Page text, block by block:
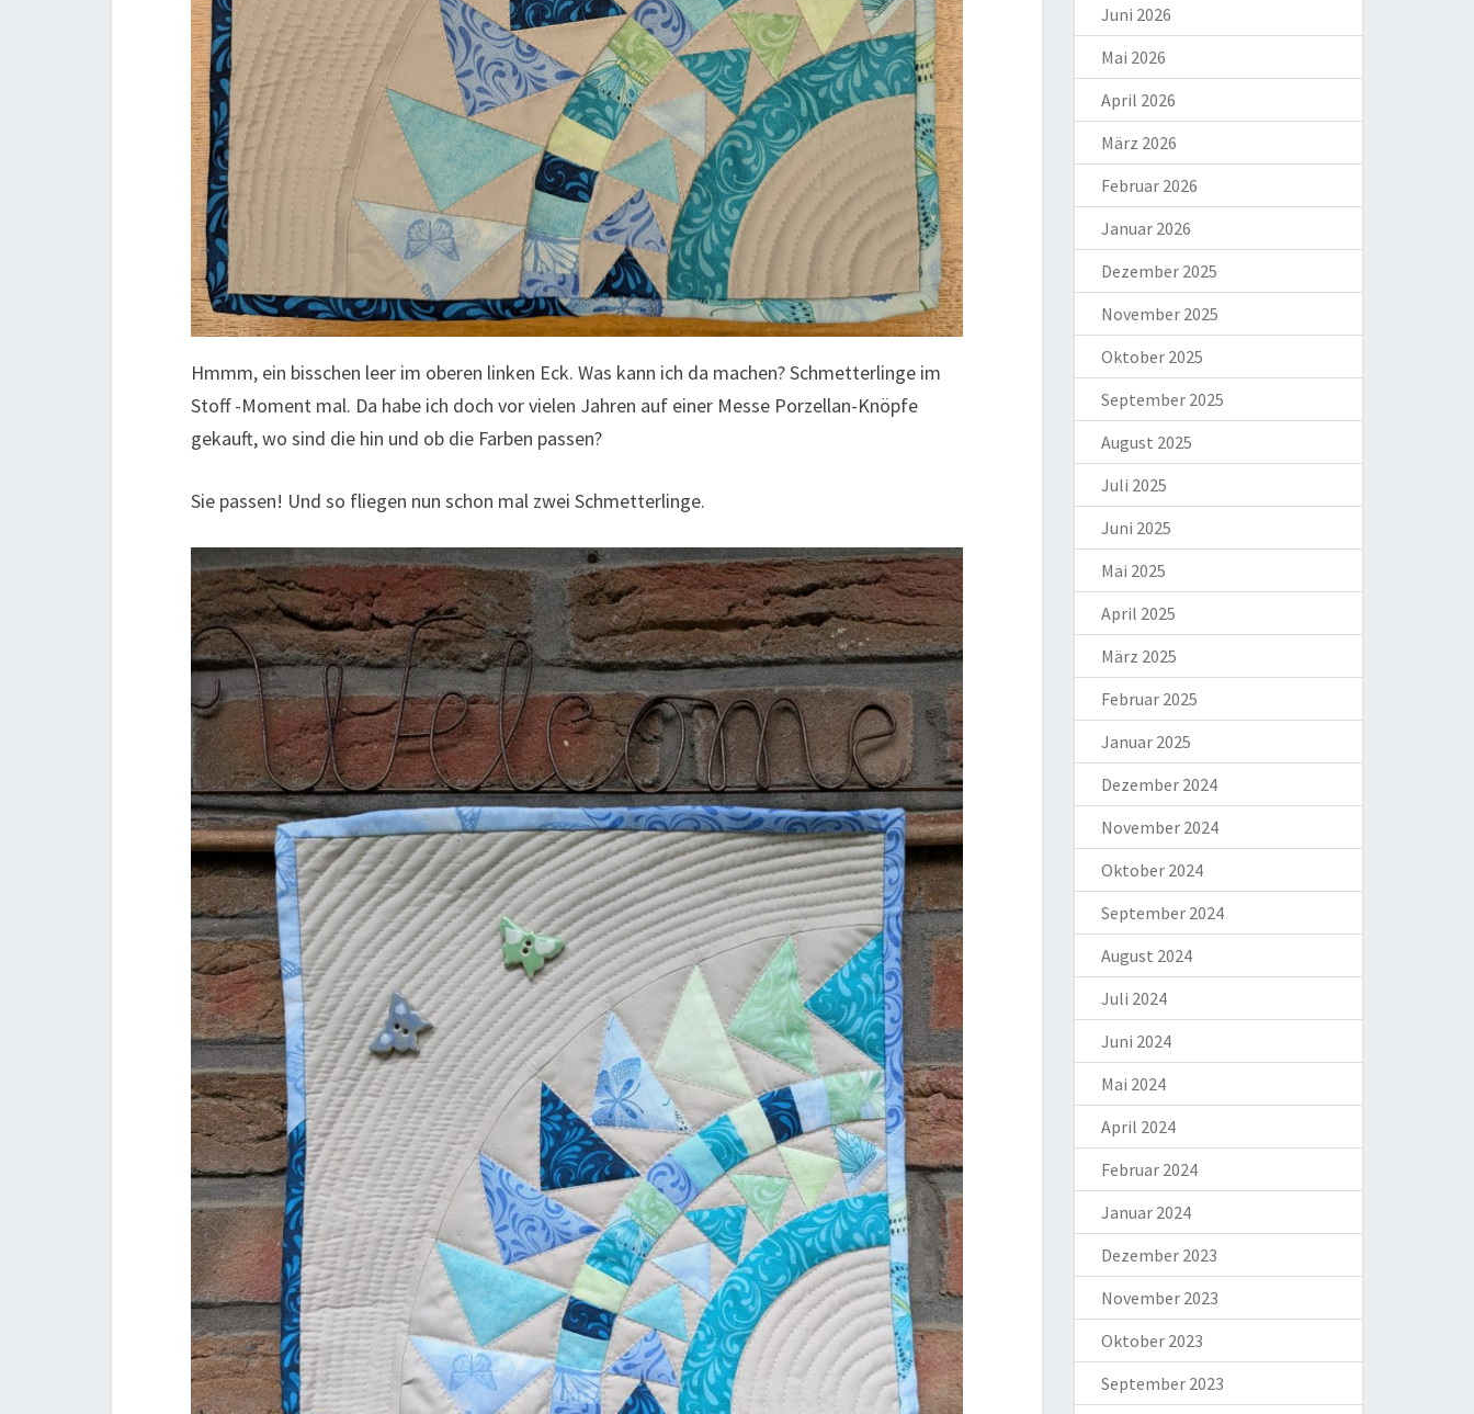
Hmmm, ein bisschen leer im oberen linken Eck. Was kann ich da machen? Schmetterlinge im
Stoff -Moment mal. Da habe ich doch vor vielen Jahren auf einer Messe Porzellan-Knöpfe
gekauft, wo sind die hin und ob die Farben passen?
Sie passen! Und so fliegen nun schon mal zwei Schmetterlinge.
Juni 2026
Mai 2026
April 2026
März 2026
Februar 2026
Januar 2026
Dezember 2025
November 2025
Oktober 2025
September 2025
August 2025
Juli 2025
Juni 2025
Mai 2025
April 2025
März 2025
Februar 2025
Januar 2025
Dezember 2024
November 2024
Oktober 2024
September 2024
August 2024
Juli 2024
Juni 2024
Mai 2024
April 2024
Februar 2024
Januar 2024
Dezember 2023
November 2023
Oktober 2023
September 2023